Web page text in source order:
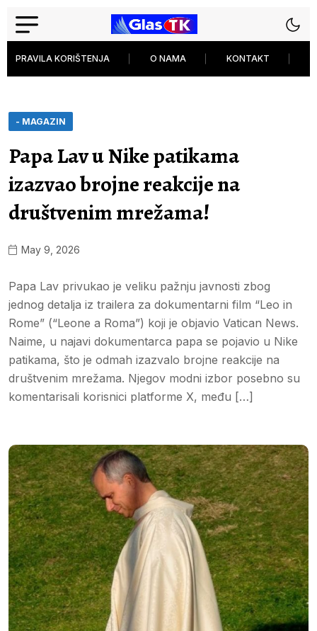
PRAVILA KORIŠTENJA O NAMA KONTAKT
- MAGAZIN
Papa Lav u Nike patikama
izazvao brojne reakcije na
društvenim mrežama!
May 9, 2026
Papa Lav privukao je veliku pažnju javnosti zbog
jednog detalja iz trailera za dokumentarni film “Leo in
Rome” (“Leone a Roma”) koji je objavio Vatican News.
Naime, u najavi dokumentarca papa se pojavio u Nike
patikama, što je odmah izazvalo brojne reakcije na
društvenim mrežama. Njegov modni izbor posebno su
komentarisali korisnici platforme X, među […]